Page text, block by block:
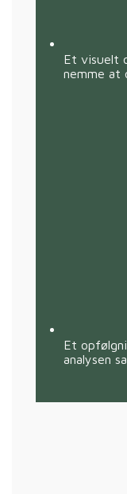
Et visuelt
nemme at
Et
analysen